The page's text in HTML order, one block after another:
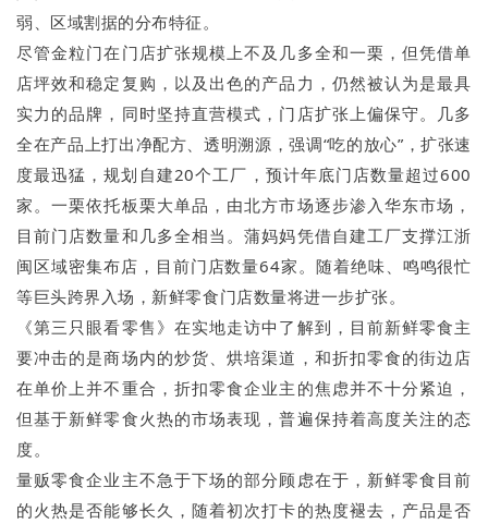
弱、区域割据的分布特征。
尽管金粒门在门店扩张规模上不及几多全和一栗，但凭借单
店坪效和稳定复购，以及出色的产品力，仍然被认为是最具
实力的品牌，同时坚持直营模式，门店扩张上偏保守。几多
全在产品上打出净配方、透明溯源，强调“吃的放心”，扩张速
度最迅猛，规划自建20个工厂，预计年底门店数量超过600
家。一栗依托板栗大单品，由北方市场逐步渗入华东市场，
目前门店数量和几多全相当。蒲妈妈凭借自建工厂支撑江浙
闽区域密集布店，目前门店数量64家。随着绝味、鸣鸣很忙
等巨头跨界入场，新鲜零食门店数量将进一步扩张。
《第三只眼看零售》在实地走访中了解到，目前新鲜零食主
要冲击的是商场内的炒货、烘培渠道，和折扣零食的街边店
在单价上并不重合，折扣零食企业主的焦虑并不十分紧迫，
但基于新鲜零食火热的市场表现，普遍保持着高度关注的态
度。
量贩零食企业主不急于下场的部分顾虑在于，新鲜零食目前
的火热是否能够长久，随着初次打卡的热度褪去，产品是否